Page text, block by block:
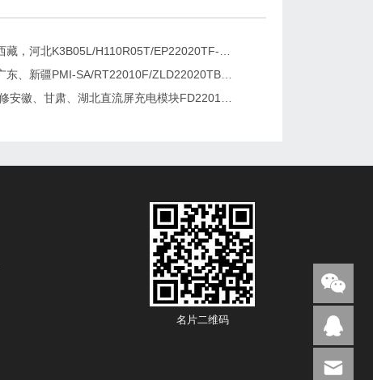
湖南、广东、新疆PMI-SA/RT22010F/ZLD22020TB电源模块维修更换
名片二维码